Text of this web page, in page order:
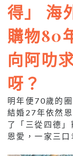
得」 海
購物80
向阿叻
呀？
明年便70歲的
結婚27年依然
了「三從四德
恩愛，一家三口